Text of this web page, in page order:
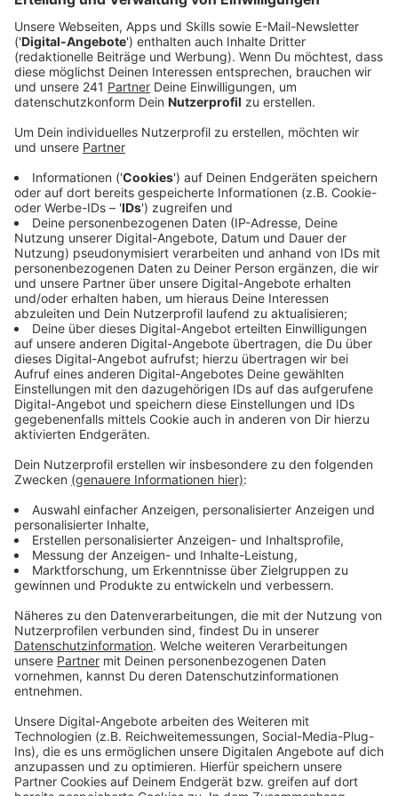
vergleichsweise glimpflich davon. Nur jede dritte
Fahrt soll ausfallen.
Veröffentlicht:Dienstag, 05.03.2024 06:20
Die Wupsi versucht die Ausfälle auf alle Linien zu
verteilen und auf vielbefahrenen Strecken
Gelenkbusse einzusetzen. Komplett ausfallen wird
wieder die Linie 222 zwischen Opladen und Bergisch
Gladbach. Welche Fahrten stattfinden, können wir auf
derHomepage der Wupsioder in ihrer App nachlesen.
Wer normalerweise mit den Bussen und Bahnen in Köln
unterwegs ist, muss sich Alternativen suchen. Die KVB
hat bereits angekündigt, dass ein Großteil aller Fahrten
ausfallen wird.
Nächste Woche wollen Verdi und die Arbeitgeber
verhandeln. Die Gewerkschaft fordert unter anderem
eine andere Überstundenregelung und
Ausgleichszahlungen für Beschäftigte, die in Schicht-
oder Nachtarbeit fahren.
Anzeige
Weitere Meldungen aus Leverkusen
Anzeige
Ausschreitungen nach Derby Köln gegen Leverkusen
Unfall mit vier Fahrzeugen: Störungen auf der A1 nach
Köln
NRW streicht Straßenausbaubeiträge auch für